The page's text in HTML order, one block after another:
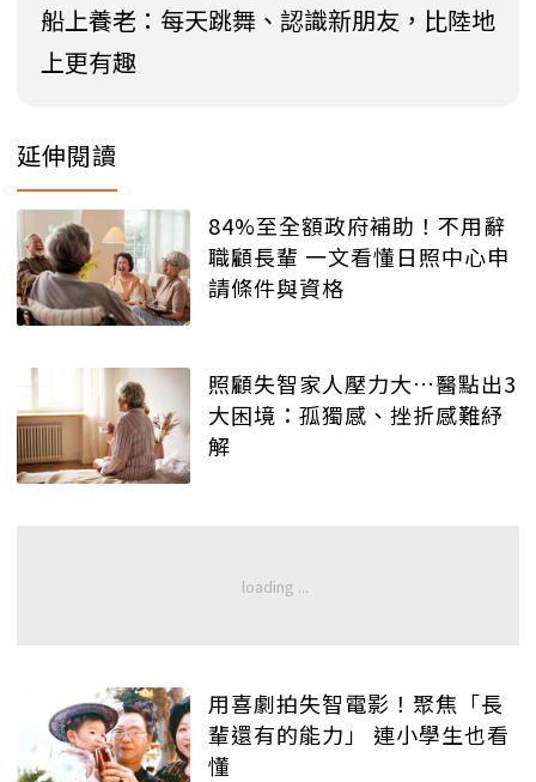
船上養老：每天跳舞、認識新朋友，比陸地
上更有趣
延伸閱讀
84%至全額政府補助！不用辭
職顧長輩 一文看懂日照中心申
請條件與資格
照顧失智家人壓力大…醫點出3
大困境：孤獨感、挫折感難紓
解
用喜劇拍失智電影！聚焦「長
輩還有的能力」 連小學生也看
懂